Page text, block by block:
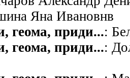
Яна Ивановнв
геома, приди...:
геома, приди...: